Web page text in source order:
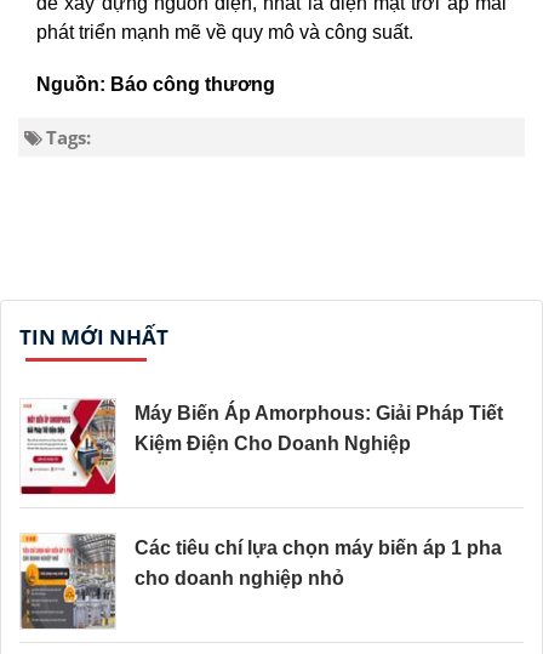
phát triển mạnh mẽ về quy mô và công suất.
Nguồn: Báo công thương
Tags:
TIN MỚI NHẤT
Máy Biến Áp Amorphous: Giải Pháp Tiết
Kiệm Điện Cho Doanh Nghiệp
Các tiêu chí lựa chọn máy biến áp 1 pha
cho doanh nghiệp nhỏ